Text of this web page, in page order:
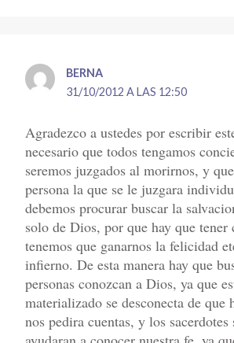
BERNA
31/10/2012 A LAS 12:50
Agradezco a ustedes por escribir
necesario que todos tengamos
seremos juzgados al morirnos, y
persona la que se le juzgara
debemos procurar buscar la
solo de Dios, por que hay que tener
tenemos que ganarnos la felicidad
infierno. De esta manera hay que
personas conozcan a Dios, ya que
materializado se desconecta de que
nos pedira cuentas, y los